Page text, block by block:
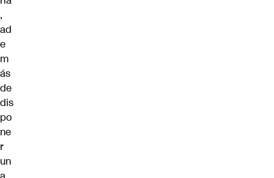
,
ad
e
m
ás
de
dis
po
ne
r
un